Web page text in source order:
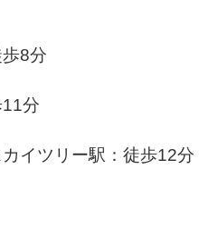
8分
分
イツリー駅：徒歩12分